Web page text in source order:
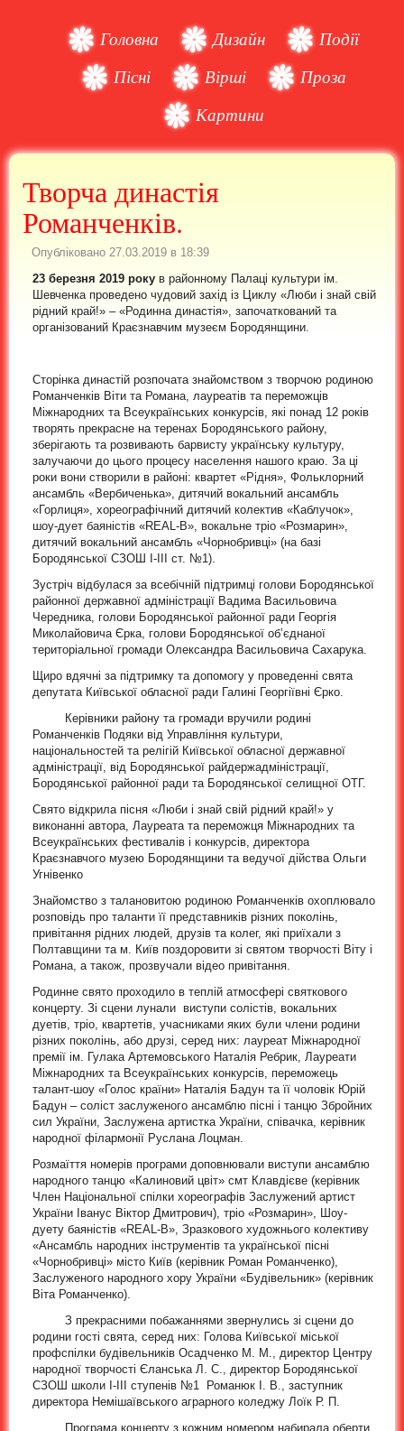
Головна Дизайн
Події
Пісні
Вірші
Проза
Картини
Творча династія
Романченків.
Опубліковано 27.03.2019 в 18:39
23 березня 2019 року в районному Палаці культури ім.
Шевченка проведено чудовий захід із Циклу «Люби і знай свій
рідний край!» – «Родинна династія», започаткований та
організований Краєзнавчим музеєм Бородянщини.
Сторінка династій розпочата знайомством з творчою родиною
Романченків Віти та Романа, лауреатів та переможців
Міжнародних та Всеукраїнських конкурсів, які понад 12 років
творять прекрасне на теренах Бородянського району,
зберігають та розвивають барвисту українську культуру,
залучаючи до цього процесу населення нашого краю. За ці
роки вони створили в районі: квартет «Рідня», Фольклорний
ансамбль «Вербиченька», дитячий вокальний ансамбль
«Горлиця», хореографічний дитячий колектив «Каблучок»,
шоу-дует баяністів «REAL-B», вокальне тріо «Розмарин»,
дитячий вокальний ансамбль «Чорнобривці» (на базі
Бородянської СЗОШ І-ІІІ ст. №1).
Зустріч відбулася за всебічній підтримці голови Бородянської
районної державної адміністрації Вадима Васильовича
Чередника, голови Бородянської районної ради Георгія
Миколайовича Єрка, голови Бородянської об’єднаної
територіальної громади Олександра Васильовича Сахарука.
Щиро вдячні за підтримку та допомогу у проведенні свята
депутата Київської обласної ради Галині Георгіївні Єрко.
Керівники району та громади вручили родині
Романченків Подяки від Управління культури,
національностей та релігій Київської обласної державної
адміністрації, від Бородянської райдержадміністрації,
Бородянської районної ради та Бородянської селищної ОТГ.
Свято відкрила пісня «Люби і знай свій рідний край!» у
виконанні автора, Лауреата та переможця Міжнародних та
Всеукраїнських фестивалів і конкурсів, директора
Краєзнавчого музею Бородянщини та ведучої дійства Ольги
Угнівенко
Знайомство з талановитою родиною Романченків охоплювало
розповідь про таланти її представників різних поколінь,
привітання рідних людей, друзів та колег, які приїхали з
Полтавщини та м. Київ поздоровити зі святом творчості Віту і
Романа, а також, прозвучали відео привітання.
Родинне свято проходило в теплій атмосфері святкового
концерту. Зі сцени лунали виступи солістів, вокальних
дуетів, тріо, квартетів, учасниками яких були члени родини
різних поколінь, або друзі, серед них: лауреат Міжнародної
премії ім. Гулака Артемовського Наталія Ребрик, Лауреати
Міжнародних та Всеукраїнських конкурсів, переможець
талант-шоу «Голос країни» Наталія Бадун та її чоловік Юрій
Бадун – соліст заслуженого ансамблю пісні і танцю Збройних
сил України, Заслужена артистка України, співачка, керівник
народної філармонії Руслана Лоцман.
Розмаїття номерів програми доповнювали виступи ансамблю
народного танцю «Калиновий цвіт» смт Клавдієве (керівник
Член Національної спілки хореографів Заслужений артист
України Іванус Віктор Дмитрович), тріо «Розмарин», Шоу-
дуету баяністів «REAL-B», Зразкового художнього колективу
«Ансамбль народних інструментів та української пісні
«Чорнобривці» місто Київ (керівник Роман Романченко),
Заслуженого народного хору України «Будівельник» (керівник
Віта Романченко).
З прекрасними побажаннями звернулись зі сцени до
родини гості свята, серед них: Голова Київської міської
профспілки будівельників Осадченко М. М., директор Центру
народної творчості Єланська Л. С., директор Бородянської
СЗОШ школи І-ІІІ ступенів №1 Романюк І. В., заступник
директора Немішаївського аграрного коледжу Лоїк Р. П.
Програма концерту з кожним номером набирала оберти